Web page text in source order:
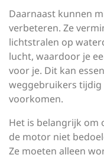
Daarnaast kunnen
verbeteren. Ze
lichtstralen op
lucht, waardoor je
voor je. Dit kan
weggebruikers
voorkomen.
Het is belangrijk om
de motor niet
Ze moeten alleen